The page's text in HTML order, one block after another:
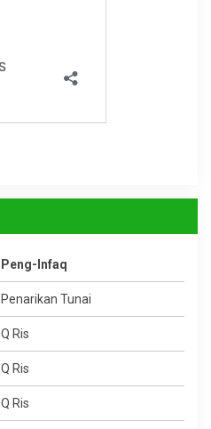
Peng-Infaq
Penarikan Tunai
Q Ris
Q Ris
Q Ris